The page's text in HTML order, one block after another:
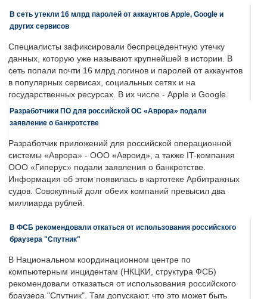
В сеть утекли 16 млрд паролей от аккаунтов Apple, Google и
других сервисов
Специалисты зафиксировали беспрецедентную утечку
данных, которую уже называют крупнейшей в истории. В
сеть попали почти 16 млрд логинов и паролей от аккаунтов
в популярных сервисах, социальных сетях и на
государственных ресурсах. В их числе - Apple и Google.
Разработчики ПО для российской ОС «Аврора» подали
заявление о банкротстве
Разработчик приложений для российской операционной
системы «Аврора» - ООО «Авроид», а также IT-компания
ООО «Гиперус» подали заявления о банкротстве.
Информация об этом появилась в картотеке Арбитражных
судов. Совокупный долг обеих компаний превысил два
миллиарда рублей.
В ФСБ рекомендовали откаться от использования российского
браузера "Спутник"
В Национальном координационном центре по
компьютерным инцидентам (НКЦКИ, структура ФСБ)
рекомендовали отказаться от использования российского
браузера "Спутник". Там допускают, что это может быть